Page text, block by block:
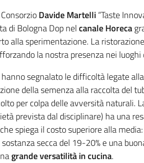
Davide Martelli“Taste
di Bologna Dop nelcanale Horeca
alla sperimentazione. La
la nostra presenza nei luoghi
segnalato le difficoltà legate
della semenza alla raccolta del
per colpa delle avversità naturali.
prevista dal disciplinare) ha una
spiega il costo superiore alla
secca del 19-20% e una
grande versatilità in cucina.